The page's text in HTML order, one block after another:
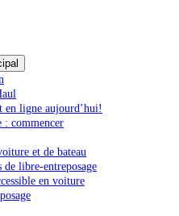
en ligne aujourd’hui!
: commencer
et de bateau
libre-entreposage
en voiture